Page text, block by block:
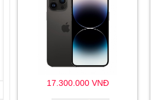
17.300.000 VNĐ